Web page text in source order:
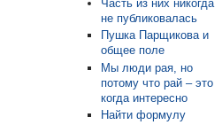
Часть из них никогда
не публиковалась
Пушка Парщикова и
общее поле
Мы люди рая, но
потому что рай – это
когда интересно
Найти формулу